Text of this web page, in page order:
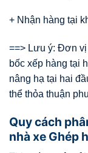
+ Nhận hàng tại
==> Lưu ý: Đơn
bốc xếp hàng tại
nâng hạ tại hai
thể thỏa thuận
Quy cách
nhà xe Ghép